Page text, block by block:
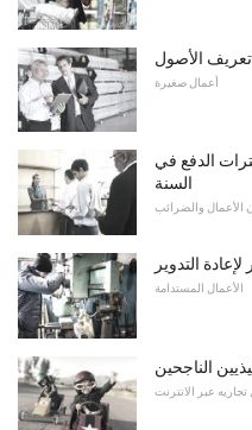
تعريف الأصول
أعمال صغيرة
عندما يكون هناك 27 فترات الدفع في
السنة
الأعمال والضرائب
التدوير
الأعمال المستدامة
الناجحين
تجاريه عبر الانترنت